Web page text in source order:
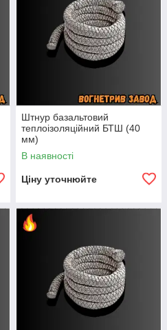
Штнур базальтовий
теплоізоляційний БТШ (40
мм)
В наявності
Ціну уточнюйте